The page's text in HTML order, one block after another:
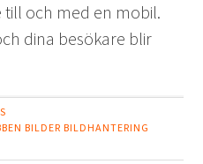
och med en mobil.
dina besökare blir
BILDER BILDHANTERING